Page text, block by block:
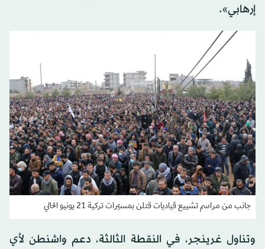
إرهابي».
جانب من مراسم تشييع قياديات قتلن بمسيّرات تركية 21 يونيو الحالي
وتناول غرينجر، في النقطة الثالثة، دعم واشنطن لأي